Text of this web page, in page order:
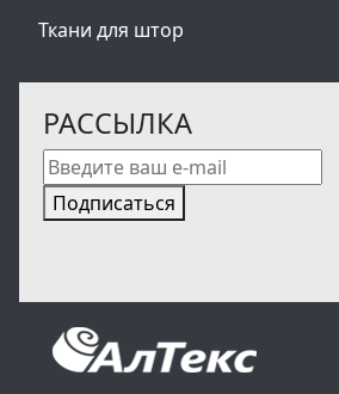
Ткани для штор
РАССЫЛКА
Подписаться